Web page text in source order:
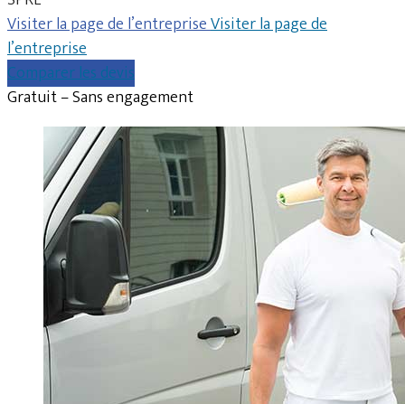
Visiter la page de l’entrepriseVisiter la page de
l’entreprise
Comparer les devis
Gratuit – Sans engagement